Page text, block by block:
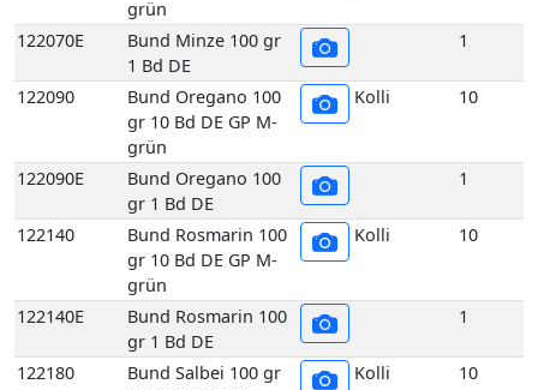
gr 1 Bd DE
122140
Bund Rosmarin 100
gr 10 Bd DE GP M-
grün
10
Bund Rosmarin 100
gr 1 Bd DE
122180
Bund Salbei 100 gr
10 Bd DE GP M-
grün
10
Bund Salbei 100 gr
1 Bd DE
122260
Bund Thymian 100
gr 10 Bd DE GP M-
grün
10